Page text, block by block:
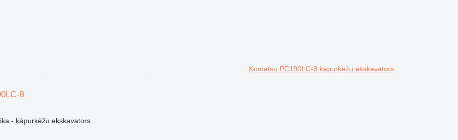
Komatsu PC190LC-8 kāpurķēžu ekskavators
8
- kāpurķēžu ekskavators